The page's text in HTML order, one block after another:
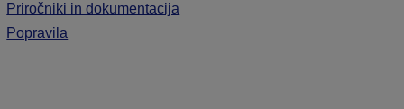
Priročniki in dokumentacija
Popravila